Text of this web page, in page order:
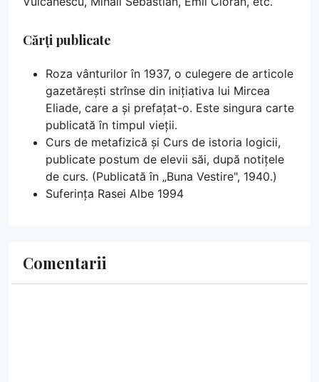
Cărți publicate
Roza vânturilor în 1937, o culegere de articole
gazetărești strînse din inițiativa lui Mircea
Eliade, care a și prefațat-o. Este singura carte
publicată în timpul vieții.
Curs de metafizică și Curs de istoria logicii,
publicate postum de elevii săi, după notițele
de curs. (Publicată în „Buna Vestire", 1940.)
Suferința Rasei Albe 1994
Comentarii